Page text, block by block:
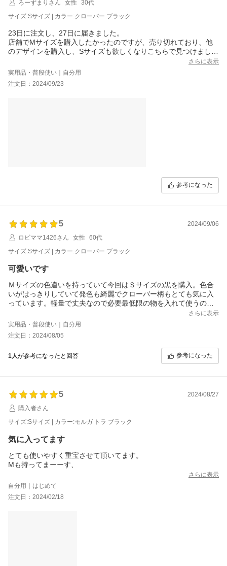
ろーずまりさん 女性
30代
サイズ:Sサイズ | カラー:クローバー ブラック
23日に注文し、27日に届きました。
店舗でMサイズを購入したかったのですが、売り切れており、他
のデザインを購入し、Sサイズも欲しくなりこちらで見つけました
携帯、財布、鍵を入れるだけなので、軽いです。
持っている他のデザインではなかったので、デザインによるのか
もしれないですが、刺繍の裏が固くて物を出し入れする時に当た
さらに表示
実用品・普段使い｜自分用
注文日：2024/09/23
参考になった
5
2024/09/06
ロビママ1426さん
女性
60代
サイズ:Sサイズ | カラー:クローバー ブラック
可愛いです
Ｍサイズの色違いを持っていて今回はＳサイズの黒を購入。色合
いがはっきりしていて発色も綺麗でクローバー柄もとても気に入
っています。軽量で丈夫なので必要最低限の物を入れて使うのに
さらに表示
実用品・普段使い｜自分用
注文日：2024/08/05
1人が参考になったと回答 参考になった
5
2024/08/27
購入者さん
サイズ:Sサイズ | カラー:モルガ トラ ブラック
気に入ってます
とても使いやすく重宝させて頂いてます。
Mも持ってまーーす、
さらに表示
自分用｜はじめて
注文日：2024/02/18